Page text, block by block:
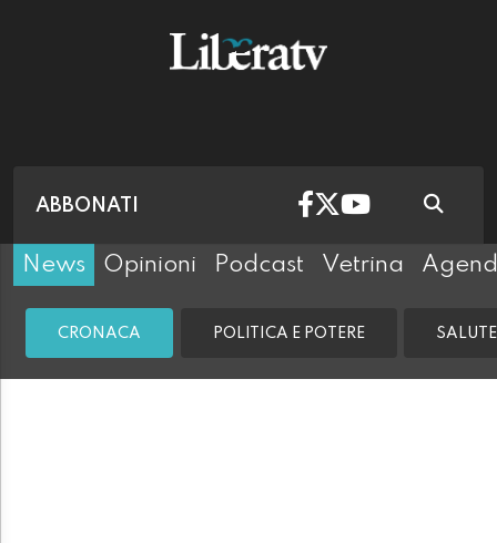
ABBONATI
News Opinioni Podcast Vetrina
CRONACA POLITICA E POTERE